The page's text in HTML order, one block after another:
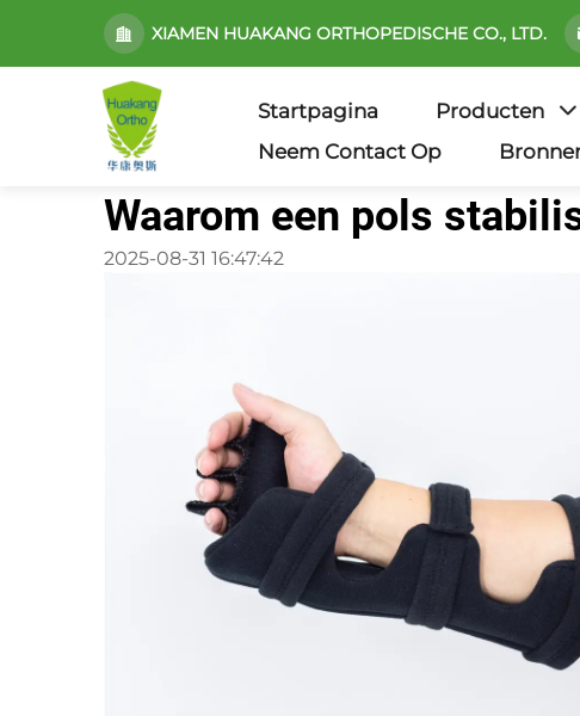
XIAMEN HUAKANG ORTHOPEDISCHE CO., LTD.
Startpagina Producten
Neem Contact Op
Waarom een pols
2025-08-31 16:47:42